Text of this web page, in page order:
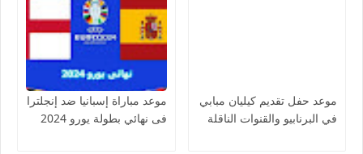
موعد حفل تقديم كيليان مبابي
في البرنابيو والقنوات الناقلة
موعد مباراة إسبانيا ضد إنجلترا
فى نهائي بطولة يورو 2024